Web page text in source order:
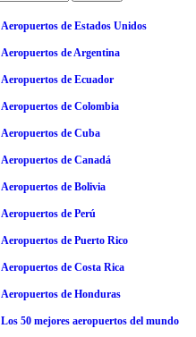
Aeropuertos de Estados Unidos
Aeropuertos de Argentina
Aeropuertos de Ecuador
Aeropuertos de Colombia
Aeropuertos de Cuba
Aeropuertos de Canadá
Aeropuertos de Bolivia
Aeropuertos de Perú
Aeropuertos de Puerto Rico
Aeropuertos de Costa Rica
Aeropuertos de Honduras
Los 50 mejores aeropuertos del mundo